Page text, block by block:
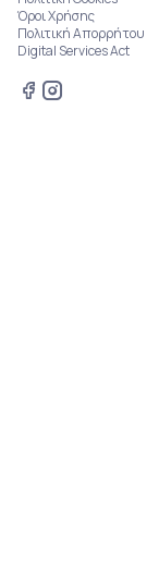
Όροι Χρήσης
Πολιτική Απορρήτου
Digital Services Act